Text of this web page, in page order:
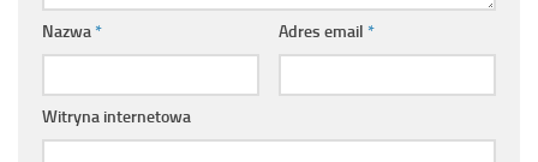
Nazwa* Adres email *
Witryna internetowa